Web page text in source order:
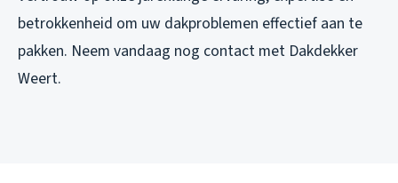
betrokkenheid om uw dakproblemen effectief aan te
pakken. Neem vandaag nog contact met Dakdekker
Weert.